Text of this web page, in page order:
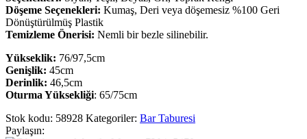
Döşeme Seçenekleri: Kumaş, Deri veya döşemesiz %100 Geri
Dönüştürülmüş Plastik
Temizleme Önerisi: Nemli bir bezle silinebilir.
Yükseklik: 76/97,5cm
Genişlik: 45cm
Derinlik: 46,5cm
Oturma Yüksekliği: 65/75cm
Stok kodu: 58928 Kategoriler: Bar Taburesi
Paylaşın: